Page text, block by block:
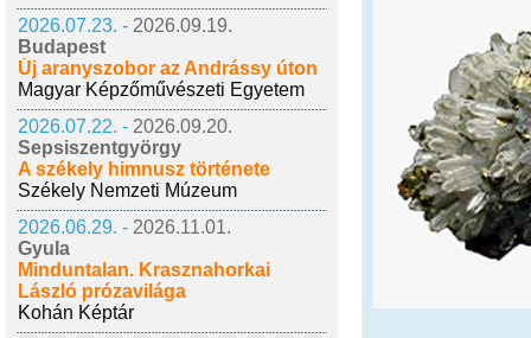
2026.07.23. - 2026.09.19.
Budapest
Új aranyszobor az Andrássy úton
Magyar Képzőművészeti Egyetem
2026.07.22. - 2026.09.20.
Sepsiszentgyörgy
A székely himnusz története
Székely Nemzeti Múzeum
2026.06.29. - 2026.11.01.
Gyula
Minduntalan. Krasznahorkai
László prózavilága
Kohán Képtár